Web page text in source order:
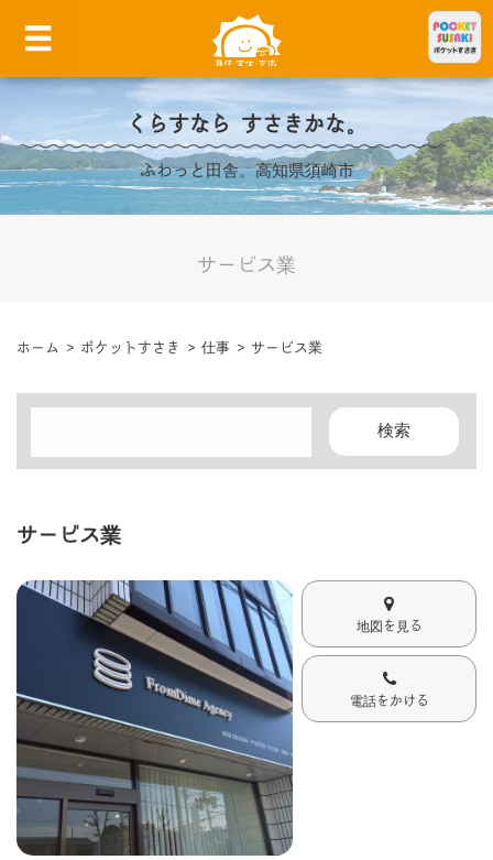
くらすなら すさきかな。
ふわっと田舎。高知県須崎市
サービス業
ホーム > ポケットすさき > 仕事 > サービス業
サービス業
地図を見る
電話をかける